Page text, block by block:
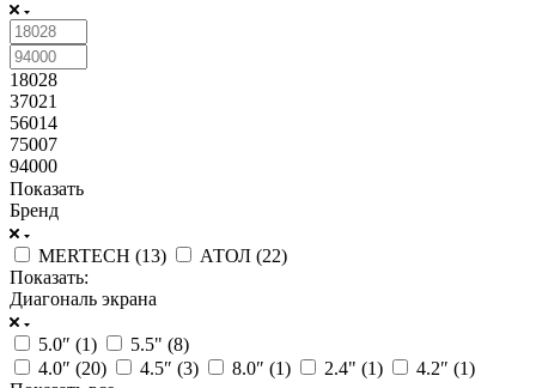
18028
37021
56014
75007
94000
Показать
Бренд
MERTECH (13) АТОЛ (22)
Показать:
Диагональ экрана
5.0″ (1) 5.5" (8)
4.0″ (20) 4.5″ (3) 8.0″ (1) 2.4" (1) 4.2″ (1)